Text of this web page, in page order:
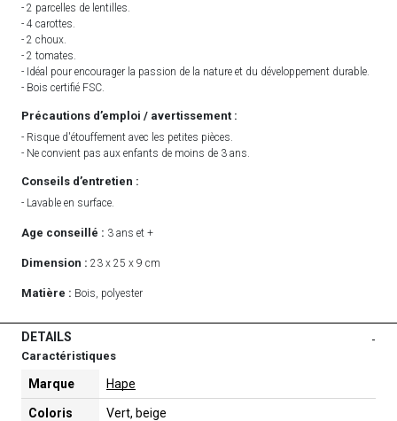
- 2 parcelles de lentilles.
- 4 carottes.
- 2 choux.
- 2 tomates.
- Idéal pour encourager la passion de la nature et du développement durable.
- Bois certifié FSC.
Précautions d’emploi / avertissement :
- Risque d'étouffement avec les petites pièces.
- Ne convient pas aux enfants de moins de 3 ans.
Conseils d’entretien :
- Lavable en surface.
Age conseillé : 3 ans et +
Dimension : 23 x 25 x 9 cm
Matière : Bois, polyester
DETAILS -
Caractéristiques
Marque Hape
Coloris Vert, beige